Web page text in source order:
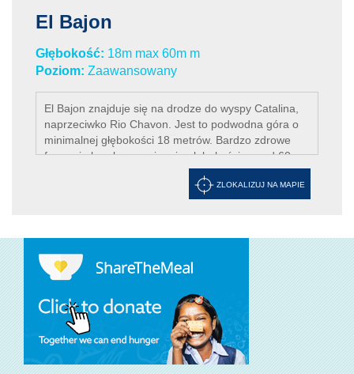
El Bajon
Głębokość: 18m max 60m m
Poziom: Zaawansowany
El Bajon znajduje się na drodze do wyspy Catalina,
naprzeciwko Rio Chavon. Jest to podwodna góra o
minimalnej głębokości 18 metrów. Bardzo zdrowe
formacje koralowe, osiągają głębokości ponad 60
ZLOKALIZUJ NA MAPIE